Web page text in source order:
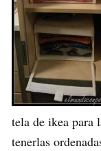
tela de ikea para
tenerlas